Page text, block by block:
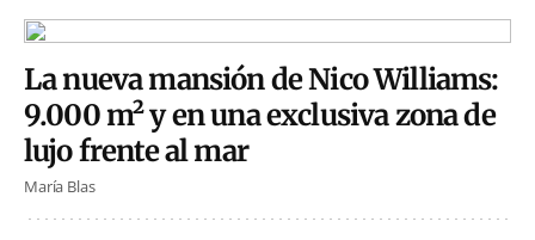
La nueva mansión de Nico Williams:
9.000 m² y en una exclusiva zona de
lujo frente al mar
María Blas